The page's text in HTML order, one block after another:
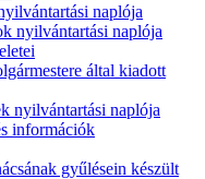
naplója
nyilvántartási naplója
által kiadott
nyilvántartási naplója
információk
gyűlésein készült